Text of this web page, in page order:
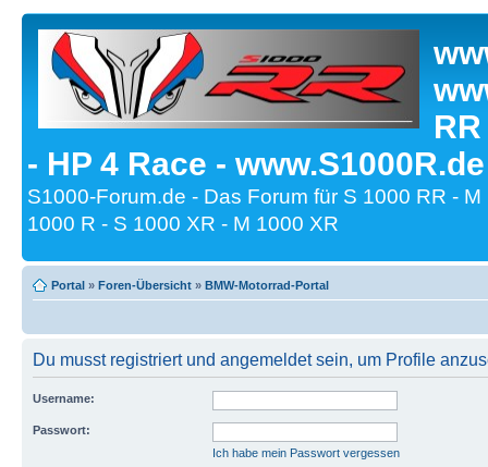
- HP 4 Race -
S1000-Forum.de - Das Forum für S 1000 RR -
1000 R - S 1000 XR - M 1000 XR
Portal » Foren-Übersicht » BMW-Motorrad-Portal
Du musst registriert und angemeldet sein, um Profile
Username:
Passwort:
Ich habe mein Passwort vergessen